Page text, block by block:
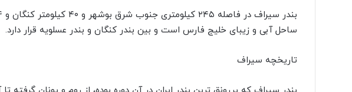
ساحل آبی و زیبای خلیج فارس است و بین بندر کنگان و بندر عسلویه قرار دارد.
تاریخچه سیراف